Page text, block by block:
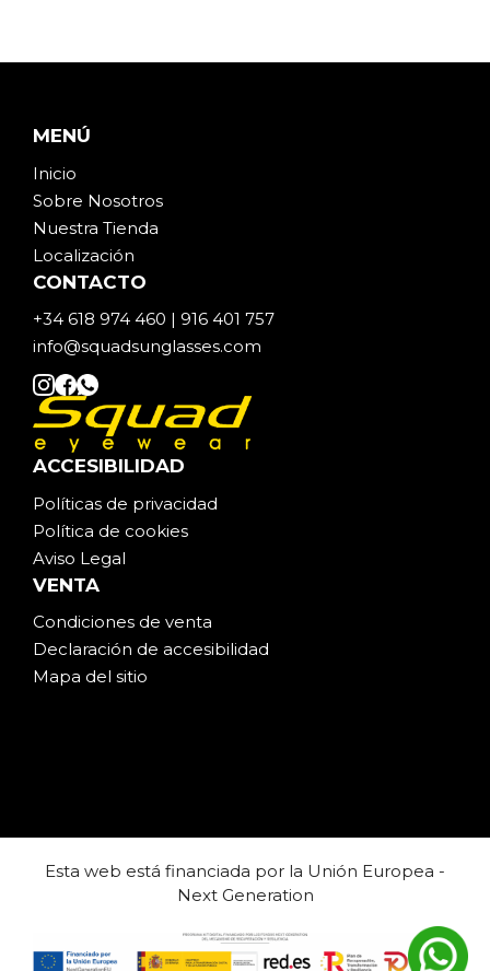
MENÚ
Inicio
Sobre Nosotros
Nuestra Tienda
Localización
CONTACTO
+34 618 974 460 | 916 401 757
info@squadsunglasses.com
ACCESIBILIDAD
Políticas de privacidad
Política de cookies
Aviso Legal
VENTA
Condiciones de venta
Declaración de accesibilidad
Mapa del sitio
Esta web está financiada por la Unión Europea -
Next Generation